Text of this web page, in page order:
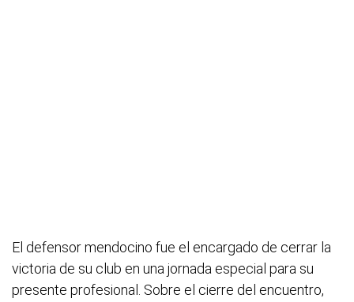
El defensor mendocino fue el encargado de cerrar la
victoria de su club en una jornada especial para su
presente profesional. Sobre el cierre del encuentro,